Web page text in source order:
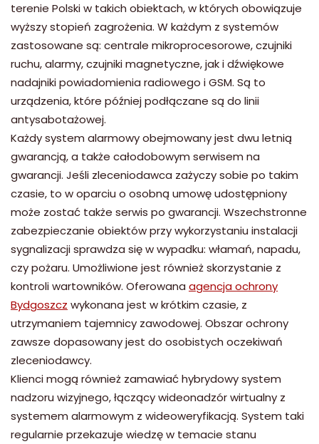
terenie Polski w takich obiektach, w których obowiązuje
wyższy stopień zagrożenia. W każdym z systemów
zastosowane są: centrale mikroprocesorowe, czujniki
ruchu, alarmy, czujniki magnetyczne, jak i dźwiękowe
nadajniki powiadomienia radiowego i GSM. Są to
urządzenia, które później podłączane są do linii
antysabotażowej.
Każdy system alarmowy obejmowany jest dwu letnią
gwarancją, a także całodobowym serwisem na
gwarancji. Jeśli zleceniodawca zażyczy sobie po takim
czasie, to w oparciu o osobną umowę udostępniony
może zostać także serwis po gwarancji. Wszechstronne
zabezpieczanie obiektów przy wykorzystaniu instalacji
sygnalizacji sprawdza się w wypadku: włamań, napadu,
czy pożaru. Umożliwione jest również skorzystanie z
kontroli wartowników. Oferowana agencja ochrony
Bydgoszcz wykonana jest w krótkim czasie, z
utrzymaniem tajemnicy zawodowej. Obszar ochrony
zawsze dopasowany jest do osobistych oczekiwań
zleceniodawcy.
Klienci mogą również zamawiać hybrydowy system
nadzoru wizyjnego, łączący wideonadzór wirtualny z
systemem alarmowym z wideoweryfikacją. System taki
regularnie przekazuje wiedzę w temacie stanu